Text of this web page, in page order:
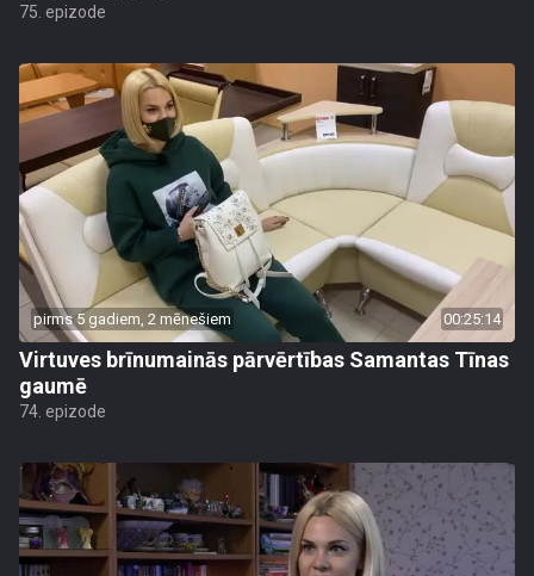
75. epizode
pirms 5 gadiem, 2 mēnešiem 00:25:14
Virtuves brīnumainās pārvērtības Samantas Tīnas
gaumē
74. epizode